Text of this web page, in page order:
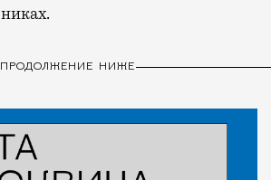
ПРОДОЛЖЕНИЕ НИЖЕ